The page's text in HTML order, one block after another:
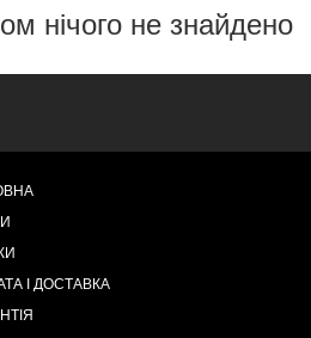
нічого не знайдено
І ДОСТАВКА